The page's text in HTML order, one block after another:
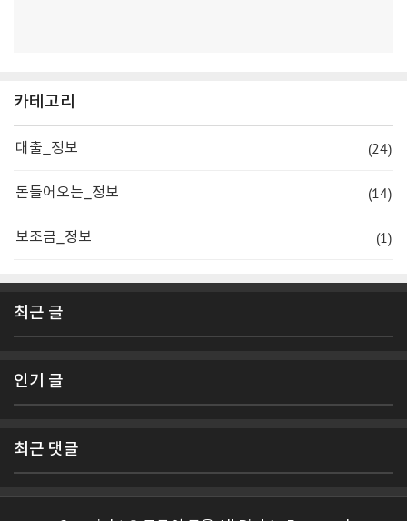
카테고리
대출_정보 (24)
돈들어오는_정보 (14)
보조금_정보 (1)
최근 글
인기 글
최근 댓글